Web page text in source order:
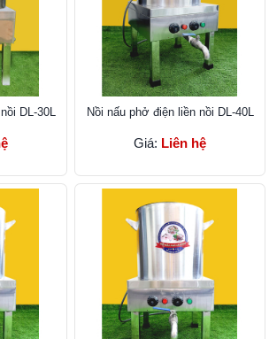
DL-30L Nồi nấu phở điện liền nồi DL-40L
Giá: Liên hệ